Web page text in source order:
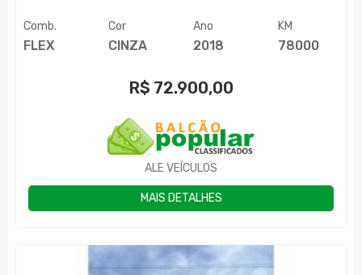
Comb.
FLEX
Cor
CINZA
Ano
2018
KM
78000
R$ 72.900,00
ALE VEÍCULOS
MAIS DETALHES